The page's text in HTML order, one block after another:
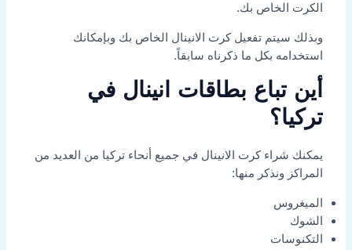
الكرت الخاص بك.
وبذلك سيتم تفعيل كرت الانينال الخاص بك وبإمكانك
استخدامه بكل ما ذكرناه سابقاً.
أين تباع بطاقات انينال في
تركيا؟
يمكنك شراء كرت الانينال في جميع أنحاء تركيا من العديد من
المراكز ونذكر منها:
الميغروس
الشوك
التكنوسات